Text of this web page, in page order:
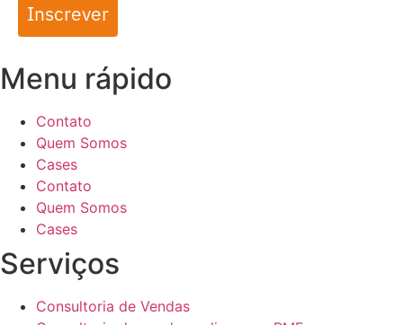
Inscrever
Menu rápido
Contato
Quem Somos
Cases
Contato
Quem Somos
Cases
Serviços
Consultoria de Vendas